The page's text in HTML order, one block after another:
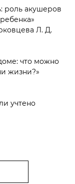
роль акушеров
Л. Д.
что можно
жизни?»
учтено